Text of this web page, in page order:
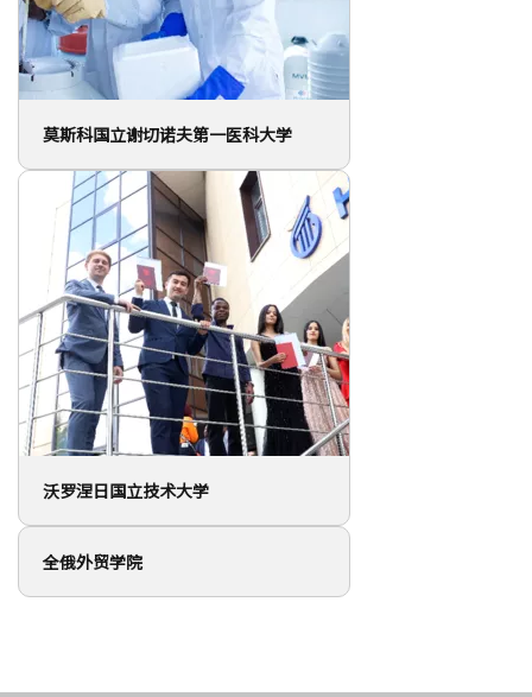
莫斯科国立谢切诺夫第一医科大学
沃罗涅日国立技术大学
全俄外贸学院